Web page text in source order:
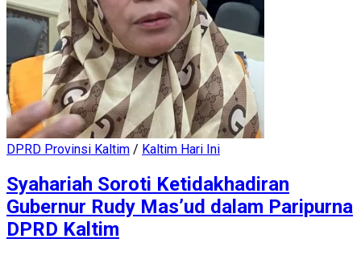
DPRD Provinsi Kaltim / Kaltim Hari Ini
Syahariah Soroti Ketidakhadiran
Gubernur Rudy Mas’ud dalam Paripurna
DPRD Kaltim